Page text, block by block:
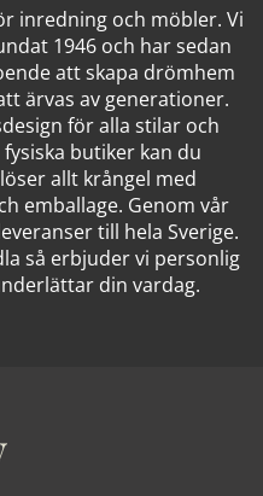
inredning och möbler. Vi
1946 och har sedan
att skapa drömhem
ärvas av generationer.
för alla stilar och
butiker kan du
allt krångel med
emballage. Genom vår
till hela Sverige.
så erbjuder vi personlig
din vardag.